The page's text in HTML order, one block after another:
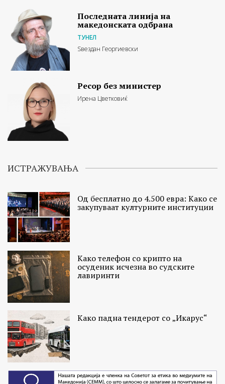
Последната линија на
македонската одбрана
ТУНЕЛ
Ѕвездан Георгиевски
Ресор без министер
Ирена Цветковиќ
ИСТРАЖУВАЊА
Од бесплатно до 4.500 евра: Како се
закупуваат културните институции
Како телефон со крипто на
осуденик исчезна во судските
лавиринти
Како падна тендерот со „Икарус“